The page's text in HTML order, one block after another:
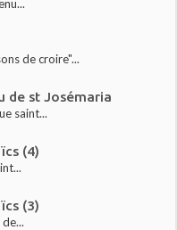
de croire"...
de st Josémaria
saint...
(4)
(3)